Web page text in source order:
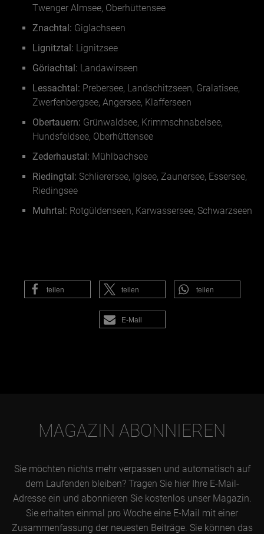
Twenger Almsee, Oberhüttensee
Znachtal: Giglachseen
Lignitztal: Lignitzsee
Göriachtal: Landawirseen
Lessachtal: Prebersee, Landschitzseen, Gralatisee,
Zwerfenbergsee, Angersee, Klafferseen
Obertauern: Grünwaldsee, Krimmschnabelsee,
Hundsfeldsee, Oberhüttensee
Zederhaustal: Mühlbachsee
Riedingtal: Schlierersee, Iglsee, Zaunersee, Essersee,
Riedingsee
Muhrtal: Rotgüldenseen, Karwassersee, Schwarzseen
teilen teilen teilen
E-Mail
MAGAZIN ABONNIEREN
Sie möchten nichts mehr verpassen und automatisch auf
dem Laufenden bleiben? Tragen Sie hier Ihre E-Mail-
Adresse ein und abonnieren Sie kostenlos unser Magazin.
Sie erhalten einmal pro Woche eine E-Mail mit einer
Zusammenfassung der neuesten Beiträge. Sie können das